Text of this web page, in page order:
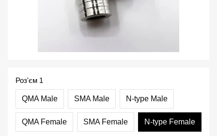
Роз'єм 1
QMA Male SMA Male N-type Male
QMA Female SMA Female N-type Female